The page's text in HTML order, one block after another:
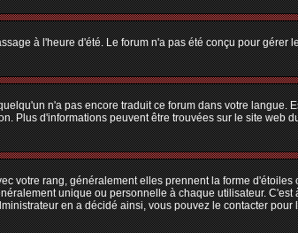
à l'heure d'été. Le forum n'a pas été conçu pour gérer
n'a pas encore traduit ce forum dans votre langue.
Plus d'informations peuvent être trouvées sur le site web
votre rang, généralement elles prennent la forme
unique ou personnelle à chaque utilisateur.
en a décidé ainsi, vous pouvez le contacter